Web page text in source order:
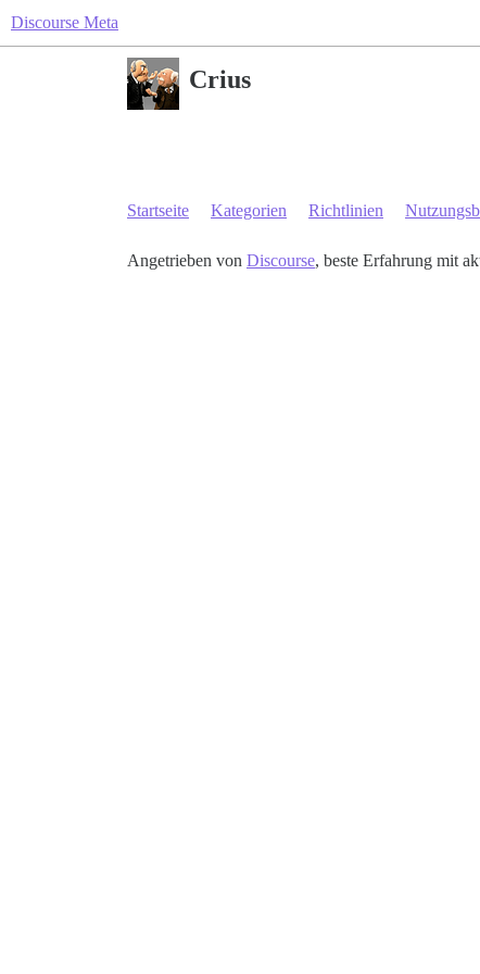
Discourse Meta
Crius
Startseite Kategorien Richtlinien
Angetrieben von Discourse, beste Erfahrung mit